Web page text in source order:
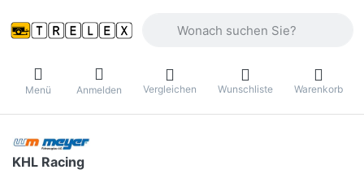
Menü Anmelden Vergleichen Wunschliste Warenkorb
KHL Racing